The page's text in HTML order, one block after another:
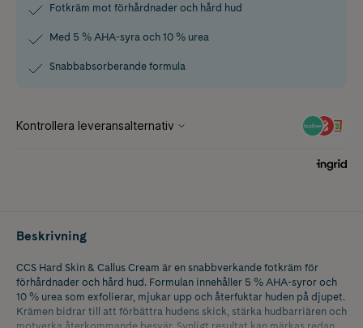
Fotkräm mot förhårdnader och hård hud
Med 5 % AHA-syra och 10 % urea
Snabbabsorberande formula
Beskrivning
CCS Hard Skin & Callus Cream är en snabbverkande fotkräm för
förhårdnader och hård hud. Formulan innehåller 5 % AHA-syror och
10 % urea som exfolierar, mjukar upp och återfuktar huden på djupet.
Krämen bidrar till att förbättra hudens skick, stärka hudbarriären och